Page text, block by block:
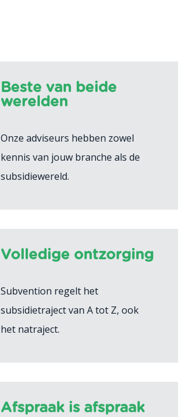
Beste van beide
werelden
Onze adviseurs hebben zowel
kennis van jouw branche als de
subsidiewereld.
Volledige ontzorging
Subvention regelt het
subsidietraject van A tot Z, ook
het natraject.
Afspraak is afspraak